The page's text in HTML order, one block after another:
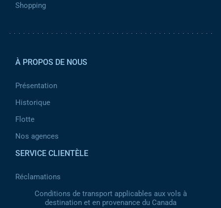
Shopping
À PROPOS DE NOUS
Présentation
Historique
Flotte
Nos agences
SERVICE CLIENTÈLE
Réclamations
Conditions de transport applicables aux vols à
destination et en provenance du Canada